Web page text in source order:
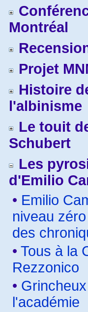
Montréal
Projet
Histoire
l'albinisme
Le touit
Schubert
Les
d'Emilio
• Emilio
niveau
des
• Tous à la
Rezzonico
•
l'académie